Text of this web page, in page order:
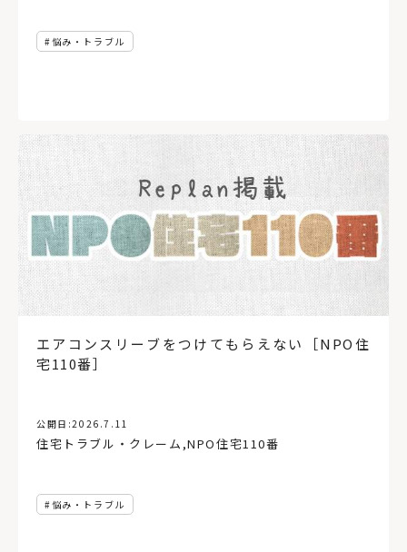
悩み・トラブル
エアコンスリーブをつけてもらえない［NPO住
宅110番］
公開日:2026.7.11
住宅トラブル・クレーム ,NPO住宅110番
悩み・トラブル